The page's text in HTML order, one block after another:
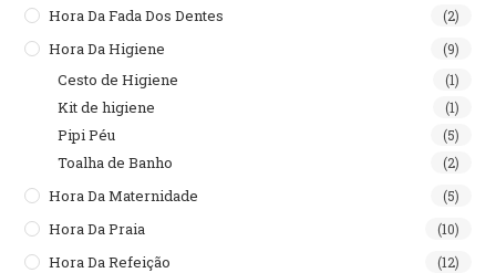
Hora Da Fada Dos Dentes (2)
Hora Da Higiene (9)
Cesto de Higiene (1)
Kit de higiene (1)
Pipi Péu (5)
Toalha de Banho (2)
Hora Da Maternidade (5)
Hora Da Praia (10)
Hora Da Refeição (12)